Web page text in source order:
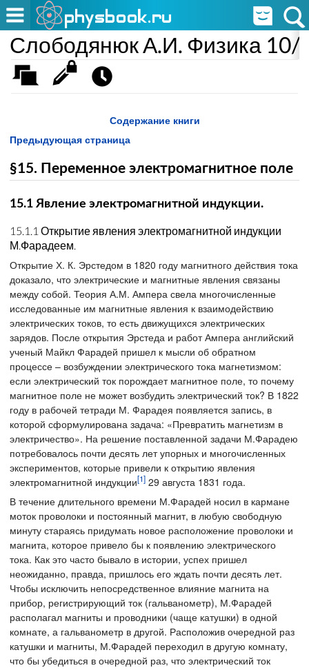
Слободянюк А.И. Физика 10/
Содержание книги
Предыдующая страница
§15. Переменное электромагнитное поле
15.1 Явление электромагнитной индукции.
15.1.1 Открытие явления электромагнитной индукции
М.Фарадеем.
Открытие Х. К. Эрстедом в 1820 году магнитного действия тока
доказало, что электрические и магнитные явления связаны
между собой. Теория А.М. Ампера свела многочисленные
исследованные им магнитные явления к взаимодействию
электрических токов, то есть движущихся электрических
зарядов. После открытия Эрстеда и работ Ампера английский
ученый Майкл Фарадей пришел к мысли об обратном
процессе – возбуждении электрического тока магнетизмом:
если электрический ток порождает магнитное поле, то почему
магнитное поле не может возбудить электрический ток? В 1822
году в рабочей тетради М. Фарадея появляется запись, в
которой сформулирована задача: «Превратить магнетизм в
электричество». На решение поставленной задачи М.Фарадею
потребовалось почти десять лет упорных и многочисленных
экспериментов, которые привели к открытию явления
электромагнитной индукции[1] 29 августа 1831 года.
В течение длительного времени М.Фарадей носил в кармане
моток проволоки и постоянный магнит, в любую свободную
минуту стараясь придумать новое расположение проволоки и
магнита, которое привело бы к появлению электрического
тока. Как это часто бывало в истории, успех пришел
неожиданно, правда, пришлось его ждать почти десять лет.
Чтобы исключить непосредственное влияние магнита на
прибор, регистрирующий ток (гальванометр), М.Фарадей
располагал магниты и проводники (чаще катушки) в одной
комнате, а гальванометр в другой. Расположив очередной раз
катушки и магниты, М.Фарадей переходил в другую комнату,
что бы убедиться в очередной раз, что электрический ток